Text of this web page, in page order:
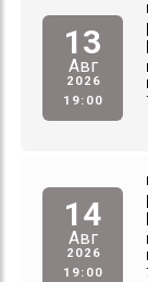
13
Авг
2026
19:00
14
Авг
2026
19:00